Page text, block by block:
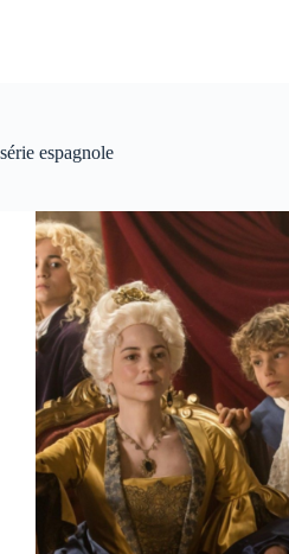
série espagnole